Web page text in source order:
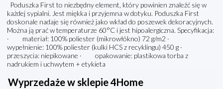
Poduszka First to niezbędny element, który powinien znaleźć się w
każdej sypialni. Jest miękka i przyjemna w dotyku. Poduszka First
doskonale nadaje się również jako wkład do poszewek dekoracyjnych.
Można ją prać w temperaturze 60°C i jest hipoalergiczna. Specyfikacja:
· materiał: 100% poliester (mikrowłókno) 72 g/m2 ·
wypełnienie: 100% poliester (kulki HCS z recyklingu) 450 g ·
przeszycia: niepikowane · opakowanie: plastikowa torba z
nadrukiem i uchwytem + etykieta
Wyprzedaże w sklepie 4Home